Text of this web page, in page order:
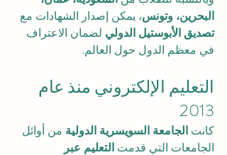
البحرين، وتونس، يمكن إصدار الشهادات مع
تصديق الأبوستيل الدولي لضمان الاعتراف
في معظم الدول حول العالم.
التعليم الإلكتروني منذ عام
2013
كانت الجامعة السويسرية الدولية من أوائل
الجامعات التي قدمت التعليم عبر